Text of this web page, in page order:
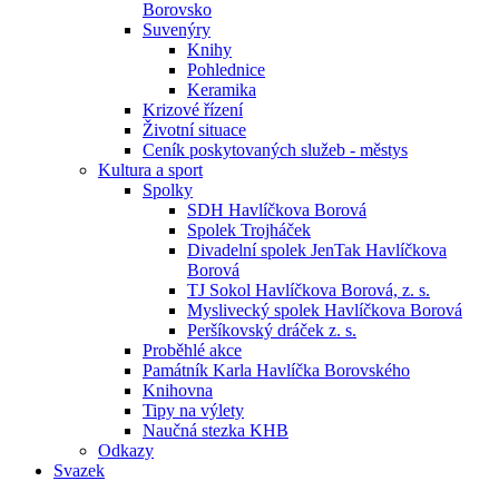
Borovsko
Suvenýry
Knihy
Pohlednice
Keramika
Krizové řízení
Životní situace
Ceník poskytovaných služeb - městys
Kultura a sport
Spolky
SDH Havlíčkova Borová
Spolek Trojháček
Divadelní spolek JenTak Havlíčkova
Borová
TJ Sokol Havlíčkova Borová, z. s.
Myslivecký spolek Havlíčkova Borová
Peršíkovský dráček z. s.
Proběhlé akce
Památník Karla Havlíčka Borovského
Knihovna
Tipy na výlety
Naučná stezka KHB
Odkazy
Svazek